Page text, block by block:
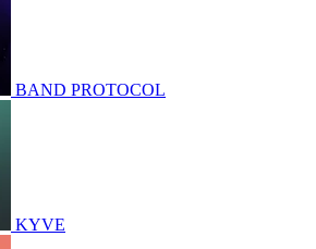
BAND PROTOCOL
KYVE